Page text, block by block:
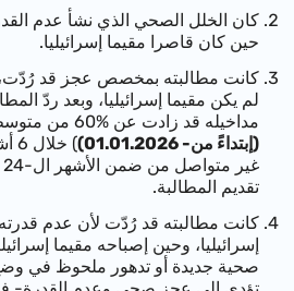
كان الخلل الصحي الذي نشأ عدم
حين كان قاصرا مقيما إسرائيليا.
كانت مطالبته بمخصص عجز قد رُدّت،
لم يكن مقيما إسرائيليا، وبعد ردّ
مداخيله قد زادت عن %60 من متوسط الأجر (
(إبتداءً من- 01.01.2026)
غير
تقديم المطالبة.
كانت مطالبته قد رُدّت لأن عدم قدرته
إسرائيليا، وحين إصباحه مقيما
صحية جديدة أو تدهور ملحوظ في وضع